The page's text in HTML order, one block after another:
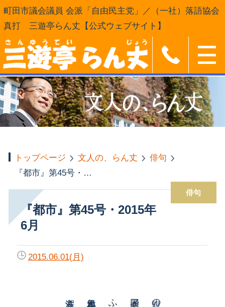
町田市議会議員 会派「自由民主党」／（一社）落語協会
真打 三遊亭らん丈【公式ウェブサイト】
トップページ 文人の、らん丈
俳句
『都市』第45号・2015年6月
『都市』第45号・2015年
6月
俳句
2015.06.01(月)